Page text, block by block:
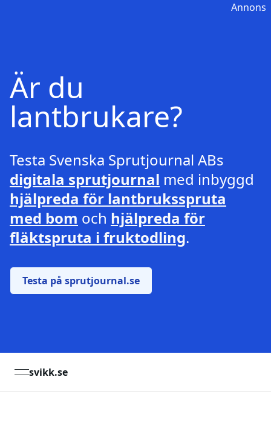
Annons
Är du
lantbrukare?
Testa Svenska Sprutjournal ABs
digitala sprutjournal med inbyggd
hjälpreda för lantbruksspruta
med bom och hjälpreda för
fläktspruta i fruktodling.
Testa på sprutjournal.se
open navigation menu
svikk.se